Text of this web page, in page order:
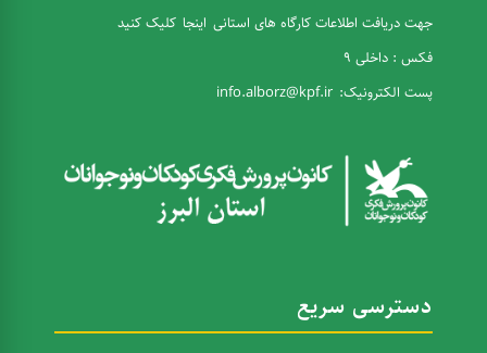
جهت دریافت اطلاعات کارگاه های استانی اینجا کلیک کنید
فکس : داخلی 9
پست الکترونیک: info.alborz@kpf.ir
دسترسی سریع